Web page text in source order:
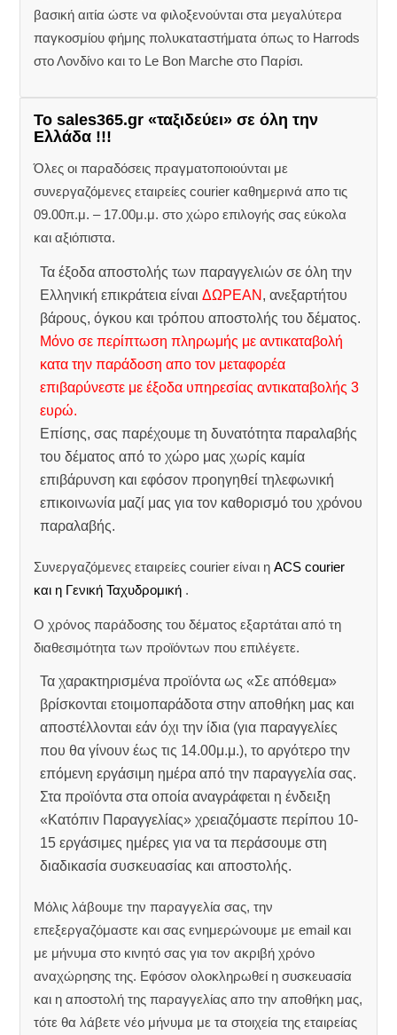
βασική αιτία ώστε να φιλοξενούνται στα μεγαλύτερα
παγκοσμίου φήμης πολυκαταστήματα όπως το Harrods
στο Λονδίνο και το Le Bon Marche στο Παρίσι.
Το sales365.gr «ταξιδεύει» σε όλη την
Ελλάδα !!!
Όλες οι παραδόσεις πραγματοποιούνται με
συνεργαζόμενες εταιρείες courier καθημερινά απο τις
09.00π.μ. – 17.00μ.μ. στο χώρο επιλογής σας εύκολα
και αξιόπιστα.
Τα έξοδα αποστολής των παραγγελιών σε όλη την
Ελληνική επικράτεια είναιΔΩΡΕΑΝ , ανεξαρτήτου
βάρους, όγκου και τρόπου αποστολής του δέματος.
Μόνο σε περίπτωση πληρωμής με αντικαταβολή
κατα την παράδοση απο τον μεταφορέα
επιβαρύνεστε με έξοδα υπηρεσίας αντικαταβολής 3
ευρώ.
Επίσης, σας παρέχουμε τη δυνατότητα παραλαβής
του δέματος από το χώρο μας χωρίς καμία
επιβάρυνση και εφόσον προηγηθεί τηλεφωνική
επικοινωνία μαζί μας για τον καθορισμό του χρόνου
παραλαβής.
Συνεργαζόμενες εταιρείες courier είναι ηACS courier
και η Γενική Ταχυδρομική .
Ο χρόνος παράδοσης του δέματος εξαρτάται από τη
διαθεσιμότητα των προϊόντων που επιλέγετε.
Τα χαρακτηρισμένα προϊόντα ως «Σε απόθεμα»
βρίσκονται ετοιμοπαράδοτα στην αποθήκη μας και
αποστέλλονται εάν όχι την ίδια (για παραγγελίες
που θα γίνουν έως τις 14.00μ.μ.), το αργότερο την
επόμενη εργάσιμη ημέρα από την παραγγελία σας.
Στα προϊόντα στα οποία αναγράφεται η ένδειξη
«Κατόπιν Παραγγελίας» χρειαζόμαστε περίπου 10-
15 εργάσιμες ημέρες για να τα περάσουμε στη
διαδικασία συσκευασίας και αποστολής.
Μόλις λάβουμε την παραγγελία σας, την
επεξεργαζόμαστε και σας ενημερώνουμε με email και
με μήνυμα στο κινητό σας για τον ακριβή χρόνο
αναχώρησης της. Εφόσον ολοκληρωθεί η συσκευασία
και η αποστολή της παραγγελίας απο την αποθήκη μας,
τότε θα λάβετε νέο μήνυμα με τα στοιχεία της εταιρείας